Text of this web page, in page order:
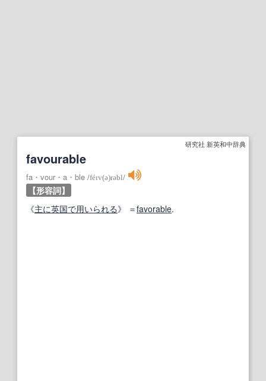
研究社 新英和中辞典
favourable
fa・vour・a・ble /féɪv(ə)rəbl/
【形容詞】
《主に英国で用いられる》 ＝favorable.